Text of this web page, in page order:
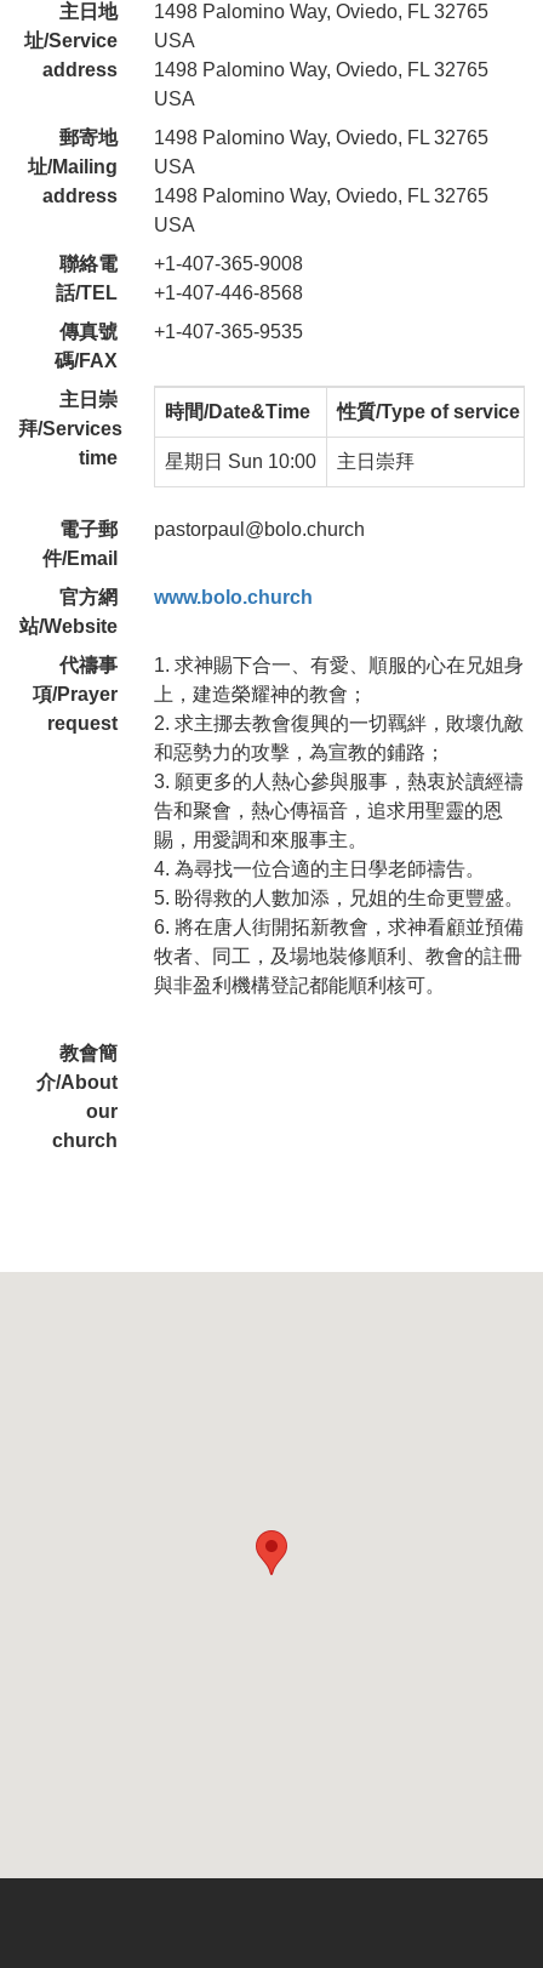
主日地
址/Service
address
1498 Palomino Way, Oviedo, FL 32765
USA
1498 Palomino Way, Oviedo, FL 32765
USA
郵寄地
址/Mailing
address
1498 Palomino Way, Oviedo, FL 32765
USA
1498 Palomino Way, Oviedo, FL 32765
USA
聯絡電
話/TEL
+1-407-365-9008
+1-407-446-8568
傳真號
碼/FAX
+1-407-365-9535
主日崇
拜/Services
time
時間/Date&Time 性質/Type of service
星期日 Sun 10:00 主日崇拜
電子郵
件/Email
pastorpaul@bolo.church
官方網
站/Website
www.bolo.church
代禱事
項/Prayer
request
1. 求神賜下合一、有愛、順服的心在兄姐身
上，建造榮耀神的教會；
2. 求主挪去教會復興的一切羈絆，敗壞仇敵
和惡勢力的攻擊，為宣教的鋪路；
3. 願更多的人熱心參與服事，熱衷於讀經禱
告和聚會，熱心傳福音，追求用聖靈的恩
賜，用愛調和來服事主。
4. 為尋找一位合適的主日學老師禱告。
5. 盼得救的人數加添，兄姐的生命更豐盛。
6. 將在唐人街開拓新教會，求神看顧並預備
牧者、同工，及場地裝修順利、教會的註冊
與非盈利機構登記都能順利核可。
教會簡
介/About
our
church